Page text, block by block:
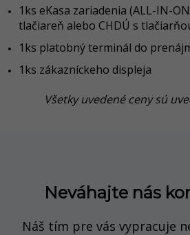
1ks eKasa zariadenia (ALL-IN-
tlačiareň alebo CHDÚ s
1ks platobný terminál do
1ks zákazníckeho displeja
Všetky uvedené ceny sú
Neváhajte nás
Náš tím pre vás vypracuje